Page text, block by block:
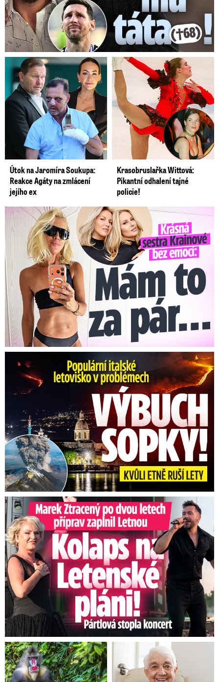
Útok na Jaromíra Soukupa:
Reakce Agáty na zmlácení
jejího ex
Krasobruslařka Wittová:
Pikantní odhalení tajné
policie!
Krásná sestra Krainové bez emocí: Mám to za pár…
Erupce sicilské sopky Etny: Ruší desítky letů
Marek Ztracený na Letné: Pártlová stopla koncert